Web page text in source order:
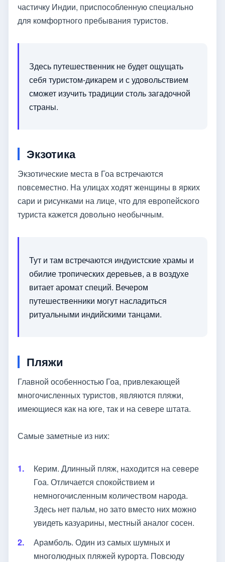
частичку Индии, приспособленную специально
для комфортного пребывания туристов.
Здесь путешественник не будет ощущать
себя туристом-дикарем и с удовольствием
сможет изучить традиции столь загадочной
страны.
Экзотика
Экзотические места в Гоа встречаются
повсеместно. На улицах ходят женщины в ярких
сари и рисунками на лице, что для европейского
туриста кажется довольно необычным.
Тут и там встречаются индуистские храмы и
обилие тропических деревьев, а в воздухе
витает аромат специй. Вечером
путешественники могут насладиться
ритуальными индийскими танцами.
Пляжи
Главной особенностью Гоа, привлекающей
многочисленных туристов, являются пляжи,
имеющиеся как на юге, так и на севере штата.
Самые заметные из них:
Керим. Длинный пляж, находится на севере
Гоа. Отличается спокойствием и
немногочисленным количеством народа.
Здесь нет пальм, но зато вместо них можно
увидеть казуарины, местный аналог сосен.
Арамболь. Один из самых шумных и
многолюдных пляжей курорта. Повсюду